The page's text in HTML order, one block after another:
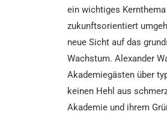
ein wichtiges
zukunftsorientiert
neue Sicht auf das
Wachstum. Alexander
Akademiegästen über
keinen Hehl aus
Akademie und ihrem